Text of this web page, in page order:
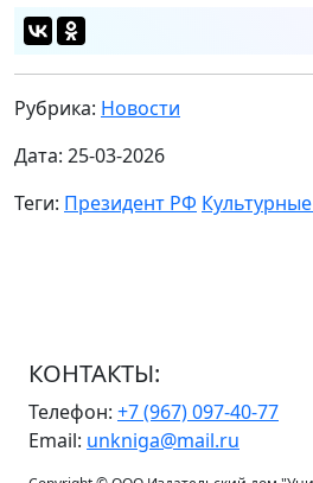
Рубрика: Новости
Дата: 25-03-2026
Теги: Президент РФ
КОНТАКТЫ:
Телефон: +7 (967) 097-40-77
Email: unkniga@mail.ru